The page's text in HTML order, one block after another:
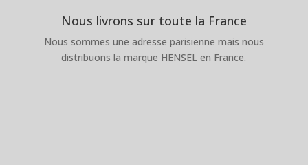
Nous livrons sur toute la France
Nous sommes une adresse parisienne mais nous
distribuons la marque HENSEL en France.